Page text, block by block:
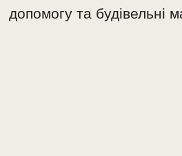
допомогу та будівельні